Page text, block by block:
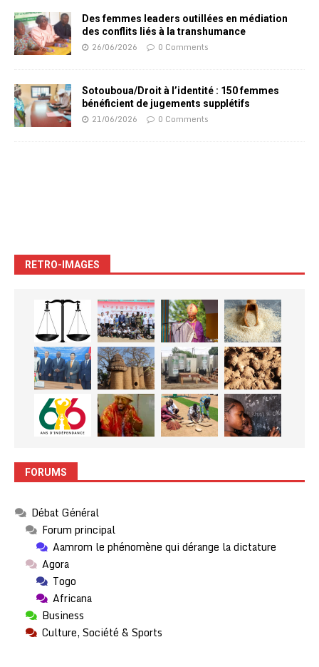
Des femmes leaders outillées en médiation
des conflits liés à la transhumance
26/06/2026 0 Comments
Sotouboua/Droit à l’identité : 150 femmes
bénéficient de jugements supplétifs
21/06/2026 0 Comments
RETRO-IMAGES
FORUMS
Débat Général
Forum principal
Aamrom le phénomène qui dérange la dictature
Agora
Togo
Africana
Business
Culture, Société & Sports